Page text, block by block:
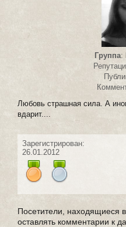
Группа:
Любовь страшная сила. А
вдарит....
Зарегистрирован:
26.01.2012
Посетители, находящиеся
оставлять комментарии к